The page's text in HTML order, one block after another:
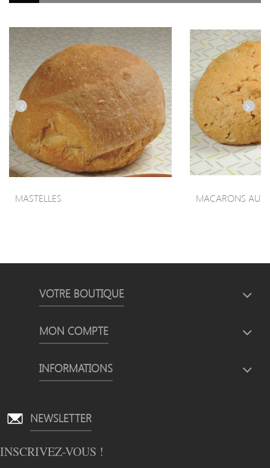
MASTELLES MACARONS AUX
VOTRE BOUTIQUE
MON COMPTE
INFORMATIONS
NEWSLETTER
INSCRIVEZ-VOUS !